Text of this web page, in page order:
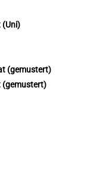
(Uni)
(gemustert)
(gemustert)